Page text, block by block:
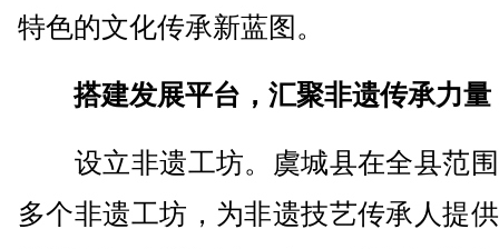
特色的文化传承新蓝图。
搭建发展平台，汇聚非遗传承力量
设立非遗工坊。虞城县在全县范
多个非遗工坊，为非遗技艺传承人提